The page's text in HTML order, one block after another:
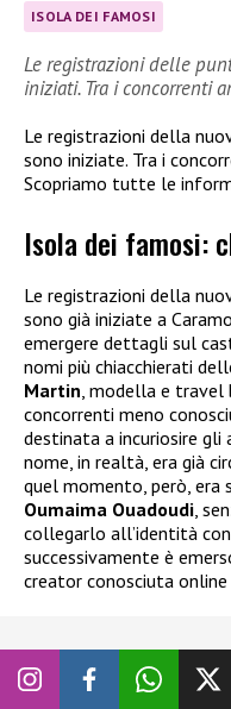
ISOLA DEI FAMOSI
Le registrazioni delle
iniziati. Tra i concorrenti
Le registrazioni della
sono iniziate. Tra i
Scopriamo tutte le
Isola dei famosi:
Le registrazioni della
sono già iniziate a
emergere dettagli sul
nomi più chiacchierati
Martin, modella e travel
concorrenti meno
destinata a incuriosire gli
nome, in realtà, era già
quel momento, però,
Oumaima Ouadoudi,
collegarlo all’identità
successivamente è
creator conosciuta online